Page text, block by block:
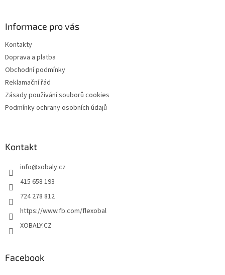
Informace pro vás
Kontakty
Doprava a platba
Obchodní podmínky
Reklamační řád
Zásady používání souborů cookies
Podmínky ochrany osobních údajů
Kontakt
info@xobaly.cz
415 658 193
724 278 812
https://www.fb.com/flexobal
XOBALY.CZ
Facebook